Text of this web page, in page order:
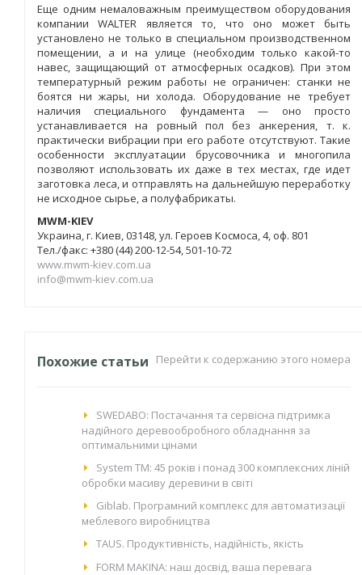
Еще одним немаловажным преимуществом оборудования
компании WALTER является то, что оно может быть
установлено не только в специальном производственном
помещении, а и на улице (необходим только какой-то
навес, защищающий от атмосферных осадков). При этом
температурный режим работы не ограничен: станки не
боятся ни жары, ни холода. Оборудование не требует
наличия специального фундамента — оно просто
устанавливается на ровный пол без анкерения, т. к.
практически вибрации при его работе отсутствуют. Такие
особенности эксплуатации брусовочника и многопила
позволяют использовать их даже в тех местах, где идет
заготовка леса, и отправлять на дальнейшую переработку
не исходное сырье, а полуфабрикаты.
MWM-KIEV
Украина, г. Киев, 03148, ул. Героев Космоса, 4, оф. 801
Тел./факс: +380 (44) 200-12-54, 501-10-72
www.mwm-kiev.com.ua
info@mwm-kiev.com.ua
Похожие статьи Перейти к содержанию этого номера
SWEDABO: Постачання та сервісна підтримка
надiйного деревообробного обладнання за
оптимальними цінами
System TM: 45 років і понад 300 комплексних ліній
обробки масиву деревини в світі
Giblab. Програмний комплекс для автоматизації
меблевого виробництва
TAUS. Продуктивність, надійність, якість
FORM MAKINA: наш досвід, ваша перевага